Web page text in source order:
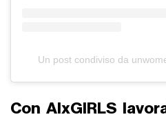
Un post condiviso da
Con AIxGIRLS